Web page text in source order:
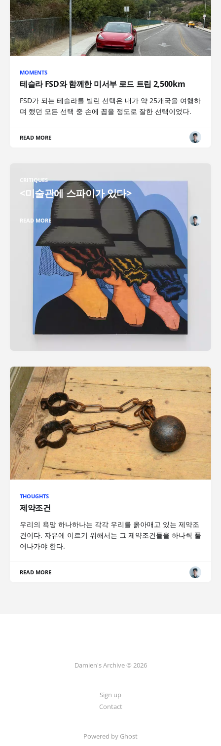
MOMENTS
테슬라 FSD와 함께한 미서부 로드 트립 2,500km
FSD가 되는 테슬라를 빌린 선택은 내가 약 25개국을 여행하
며 했던 모든 선택 중 손에 꼽을 정도로 잘한 선택이었다.
READ MORE
CRITIQUES
<미술관에 스파이가 있다>
READ MORE
THOUGHTS
제약조건
우리의 욕망 하나하나는 각각 우리를 옭아매고 있는 제약조
건이다. 자유에 이르기 위해서는 그 제약조건들을 하나씩 풀
어나가야 한다.
READ MORE
Damien's Archive © 2026
Sign up
Contact
Powered by Ghost